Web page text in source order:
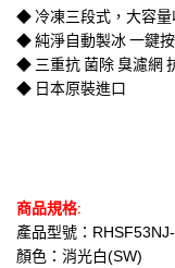
◆ 冷凍三段式，大容量
◆ 純淨自動製冰 一鍵
◆ 三重抗 菌除 臭濾網
◆ 日本原裝進口
商品規格:
產品型號：
顏色：消光白(SW)